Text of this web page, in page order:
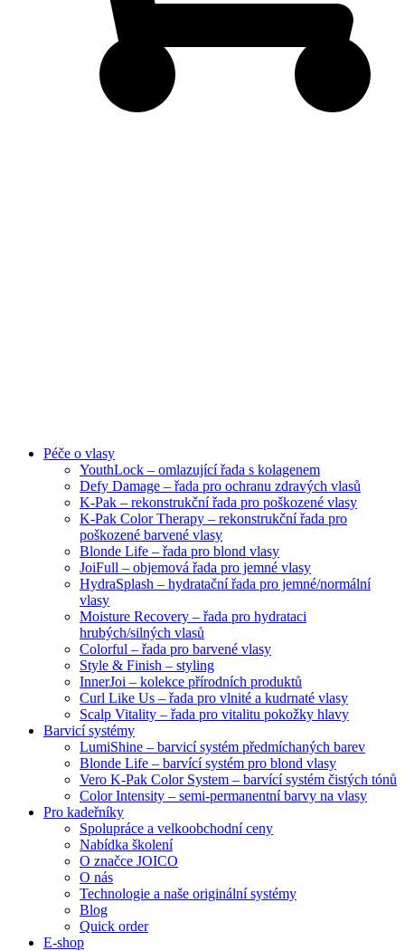
Péče o vlasy
YouthLock – omlazující řada s kolagenem
Defy Damage – řada pro ochranu zdravých vlasů
K-Pak – rekonstrukční řada pro poškozené vlasy
K-Pak Color Therapy – rekonstrukční řada pro
poškozené barvené vlasy
Blonde Life – řada pro blond vlasy
JoiFull – objemová řada pro jemné vlasy
HydraSplash – hydratační řada pro jemné/normální
vlasy
Moisture Recovery – řada pro hydrataci
hrubých/silných vlasů
Colorful – řada pro barvené vlasy
Style & Finish – styling
InnerJoi – kolekce přírodních produktů
Curl Like Us – řada pro vlnité a kudrnaté vlasy
Scalp Vitality – řada pro vitalitu pokožky hlavy
Barvicí systémy
LumiShine – barvicí systém předmíchaných barev
Blonde Life – barvící systém pro blond vlasy
Vero K-Pak Color System – barvící systém čistých tónů
Color Intensity – semi-permanentní barvy na vlasy
Pro kadeřníky
Spolupráce a velkoobchodní ceny
Nabídka školení
O značce JOICO
O nás
Technologie a naše originální systémy
Blog
Quick order
E-shop